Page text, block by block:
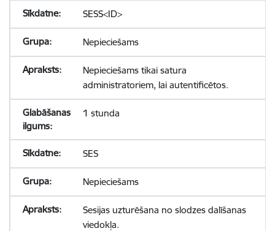
SESS<ID>
Nepieciešams
Nepieciešams tikai satura
administratoriem, lai autentificētos.
1 stunda
SES
Nepieciešams
Sesijas uzturēšana no slodzes dalīšanas
viedokļa.